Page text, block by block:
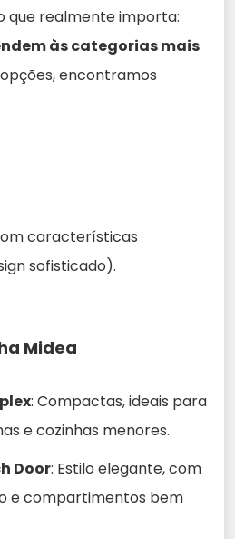
que realmente importa:
às categorias mais
encontramos
características
sofisticado).
Midea
: Compactas, ideais para
e cozinhas menores.
Door: Estilo elegante, com
e compartimentos bem